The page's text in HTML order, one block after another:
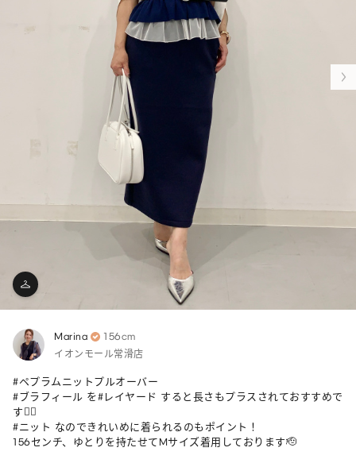
Marina 156cm
イオンモール常滑店
#ペプラムニットプルオーバー
#ブラフィール を#レイヤード すると長さもプラスされておすすめで
す🙆‍♀️
#ニット なのできれいめに着られるのもポイント！
156センチ、ゆとりを持たせてMサイズ着用しております🫡